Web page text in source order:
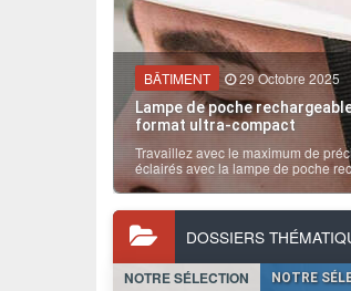
BÂTIMENT 29 Octobre 2025
Lampe de poche
format ultra-compact
Travaillez avec le maximum de
éclairés avec la lampe de poche
DOSSIERS
NOTRE SÉLECTION NOTRE